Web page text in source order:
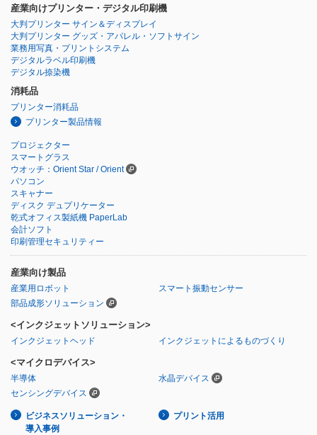
産業向けプリンター・デジタル印刷機
大判プリンター サイン＆ディスプレイ
大判プリンター グッズ・アパレル・ソフトサイン
業務用写真・プリントシステム
デジタルラベル印刷機
デジタル捺染機
消耗品
プリンター消耗品
プリンター製品情報
プロジェクター
スマートグラス
ウオッチ：Orient Star / Orient
パソコン
スキャナー
ディスク デュプリケーター
乾式オフィス製紙機 PaperLab
会計ソフト
印刷管理セキュリティー
産業向け製品
産業用ロボット
スマート振動センサー
部品成形ソリューション
<インクジェットソリューション>
インクジェットヘッド インクジェットによるものづくり
<マイクロデバイス>
半導体
水晶デバイス
センシングデバイス
ビジネスソリューション・
導入事例
プリント活用